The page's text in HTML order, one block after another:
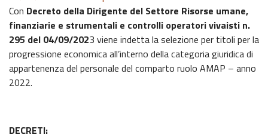
Con Decreto della Dirigente del Settore Risorse umane,
finanziarie e strumentali e controlli operatori vivaisti n.
295 del 04/09/2023 viene indetta la selezione per titoli per la
progressione economica all’interno della categoria giuridica di
appartenenza del personale del comparto ruolo AMAP – anno
2022.
DECRETI: